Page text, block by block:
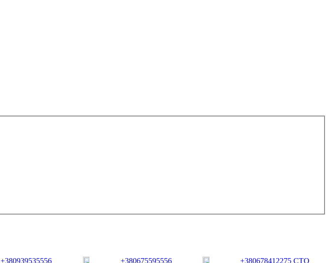
+380939535556 +380675595556
+380678412275 СТО